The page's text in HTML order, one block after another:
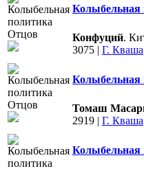
Колыбельная
Конфуций.
3075 | Г. Кваша
Колыбельная
Томаш
2919 | Г. Кваша
Колыбельная